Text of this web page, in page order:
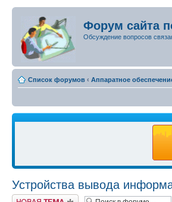
Форум сайта
Обсуждение вопросов
Список форумов ‹ Аппаратное
Устройства вывода
Новая тема